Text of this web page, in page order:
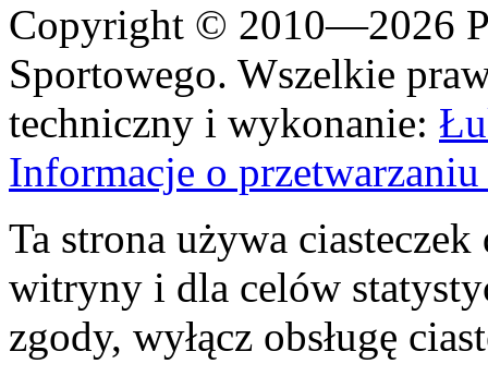
Copyright © 2010—2026
Sportowego. Wszelkie
techniczny i wykonanie:
Informacje o
Ta strona używa
witryny i dla celów
zgody, wyłącz obsługę